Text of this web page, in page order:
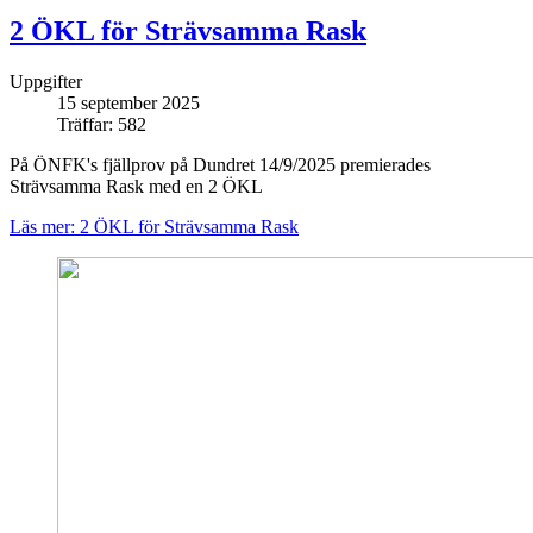
2 ÖKL för Strävsamma Rask
Uppgifter
15 september 2025
Träffar: 582
På ÖNFK's fjällprov på Dundret 14/9/2025 premierades
Strävsamma Rask med en 2 ÖKL
Läs mer: 2 ÖKL för Strävsamma Rask